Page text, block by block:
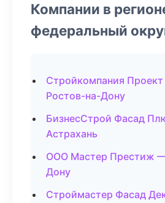
Компании в
федеральный
Стройкомпания
Ростов-на-Дону
БизнесСтрой Фасад
Астрахань
ООО Мастер Престиж
Дону
Строймастер Фасад